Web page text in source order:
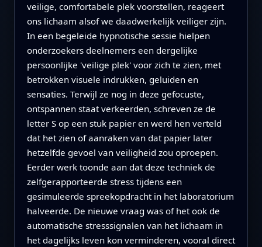
veilige, comfortabele plek voorstellen, reageert
ons lichaam alsof we daadwerkelijk veiliger zijn.
In een begeleide hypnotische sessie hielpen
onderzoekers deelnemers een dergelijke
persoonlijke 'veilige plek' voor zich te zien, met
betrokken visuele indrukken, geluiden en
sensaties. Terwijl ze nog in deze gefocuste,
ontspannen staat verkeerden, schreven ze de
letter S op een stuk papier en werd hen verteld
dat het zien of aanraken van dat papier later
hetzelfde gevoel van veiligheid zou oproepen.
Eerder werk toonde aan dat deze techniek de
zelfgerapporteerde stress tijdens een
gesimuleerde spreekopdracht in het laboratorium
halveerde. De nieuwe vraag was of het ook de
automatische stresssignalen van het lichaam in
het dagelijks leven kon verminderen, vooral direct